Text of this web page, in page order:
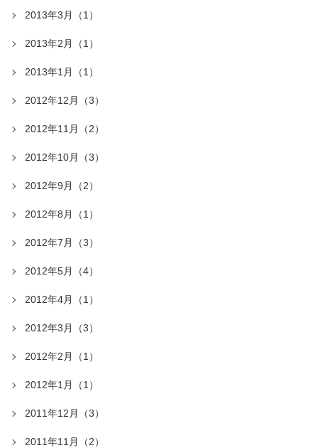
2013年3月（1）
2013年2月（1）
2013年1月（1）
2012年12月（3）
2012年11月（2）
2012年10月（3）
2012年9月（2）
2012年8月（1）
2012年7月（3）
2012年5月（4）
2012年4月（1）
2012年3月（3）
2012年2月（1）
2012年1月（1）
2011年12月（3）
2011年11月（2）